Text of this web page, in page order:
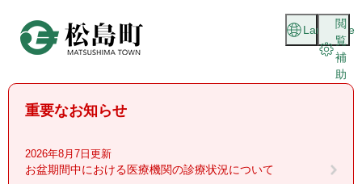
頭
閲
覧
補
助
Language
重要なお知らせ
2026年8月7日更新
お盆期間中における医療機関の診療状況について